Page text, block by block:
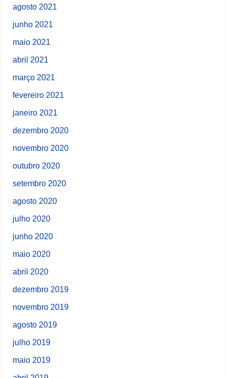
agosto 2021
junho 2021
maio 2021
abril 2021
março 2021
fevereiro 2021
janeiro 2021
dezembro 2020
novembro 2020
outubro 2020
setembro 2020
agosto 2020
julho 2020
junho 2020
maio 2020
abril 2020
dezembro 2019
novembro 2019
agosto 2019
julho 2019
maio 2019